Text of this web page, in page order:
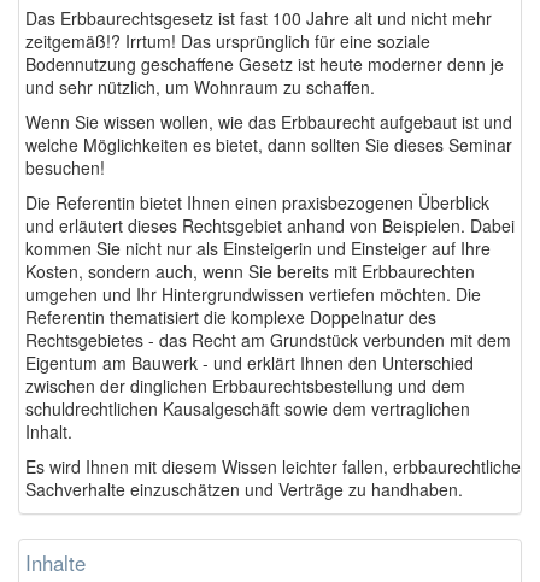
Das Erbbaurechtsgesetz ist fast 100 Jahre alt und nicht mehr
zeitgemäß!? Irrtum! Das ursprünglich für eine soziale
Bodennutzung geschaffene Gesetz ist heute moderner denn je
und sehr nützlich, um Wohnraum zu schaffen.
Wenn Sie wissen wollen, wie das Erbbaurecht aufgebaut ist und
welche Möglichkeiten es bietet, dann sollten Sie dieses Seminar
besuchen!
Die Referentin bietet Ihnen einen praxisbezogenen Überblick
und erläutert dieses Rechtsgebiet anhand von Beispielen. Dabei
kommen Sie nicht nur als Einsteigerin und Einsteiger auf Ihre
Kosten, sondern auch, wenn Sie bereits mit Erbbaurechten
umgehen und Ihr Hintergrundwissen vertiefen möchten. Die
Referentin thematisiert die komplexe Doppelnatur des
Rechtsgebietes - das Recht am Grundstück verbunden mit dem
Eigentum am Bauwerk - und erklärt Ihnen den Unterschied
zwischen der dinglichen Erbbaurechtsbestellung und dem
schuldrechtlichen Kausalgeschäft sowie dem vertraglichen
Inhalt.
Es wird Ihnen mit diesem Wissen leichter fallen, erbbaurechtliche
Sachverhalte einzuschätzen und Verträge zu handhaben.
Inhalte